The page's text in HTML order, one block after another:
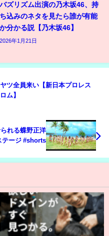
バズリズム出演の乃木坂46、持
ち込みのネタを見たら誰が有能
か分かる説【乃木坂46】
2026年1月21日
ツ全員来い【新日本プロレス
ム】
れる蝶野正洋
テージ #shorts